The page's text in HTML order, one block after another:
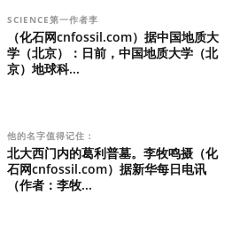
SCIENCE第一作者李
（化石网cnfossil.com）据中国地质大
学（北京）：日前，中国地质大学（北
京）地球科...
他的名字值得记住：
北大西门内的葛利普墓。李牧鸣摄（化
石网cnfossil.com）据新华每日电讯
（作者：李牧...